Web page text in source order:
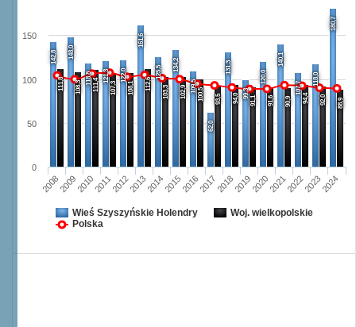
142,8
148,0
118,8
121,3 122,0
161,6
125,5
134,2
109,5
62,0
131,3
99,3
120,0
140,1
107,7
118,0
180,7
111,8 108,3 111,4 107,3 108,1 112,6
103,3 102,9 100,5 93,5 94,0 91,1 91,6 90,9 94,4 92,0 88,9
20082009201020112012201320142015201620172018201920202021202220232024
0
50
100
150
Wieś Szyszyńskie Holendry
Woj. wielkopolskie
Polska